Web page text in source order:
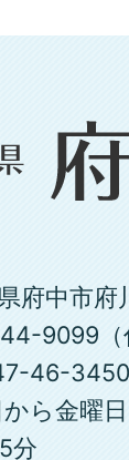
府中市府
9099
46-3450
ら金曜
分